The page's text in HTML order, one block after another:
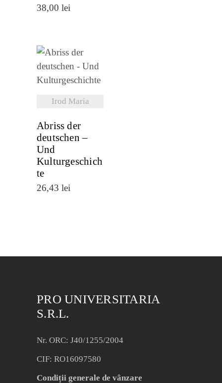
38,00 lei
Irod Maria
VEZI
DETALII
Abriss der
deutschen –
Und
Kulturgeschich
te
26,43 lei
PRO UNIVERSITARIA
S.R.L.
Nr. ORC: J40/1255/2004
CIF: RO16097580
Condiții generale de vânzare